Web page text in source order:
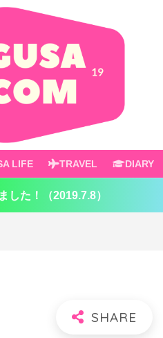
LIFE TRAVEL DIARY
した！（2019.7.8）